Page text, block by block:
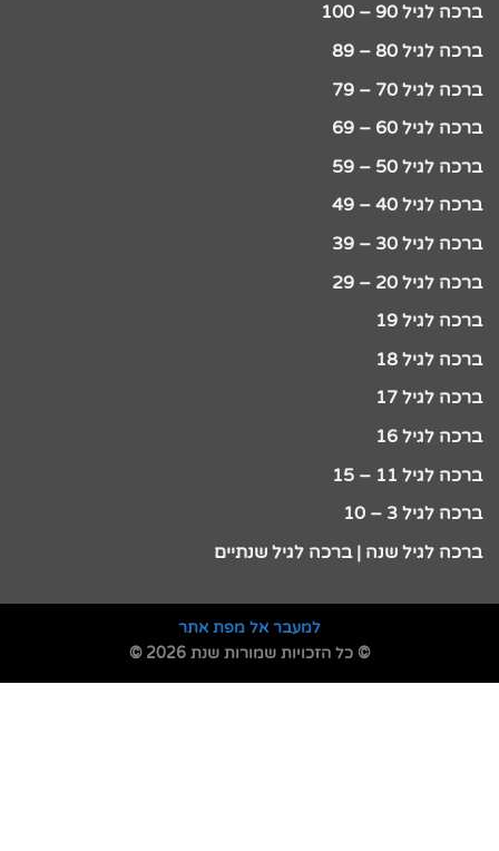
ברכה לגיל 90 – 100
ברכה לגיל 80 – 89
ברכה לגיל 70 – 79
ברכה לגיל 60 – 69
ברכה לגיל 50 – 59
ברכה לגיל 40 – 49
ברכה לגיל 30 – 39
ברכה לגיל 20 – 29
ברכה לגיל 19
ברכה לגיל 18
ברכה לגיל 17
ברכה לגיל 16
ברכה לגיל 11 – 15
ברכה לגיל 3 – 10
ברכה לגיל שנה | ברכה לגיל שנתיים
למעבר אל מפת אתר
© כל הזכויות שמורות שנת 2026 ©